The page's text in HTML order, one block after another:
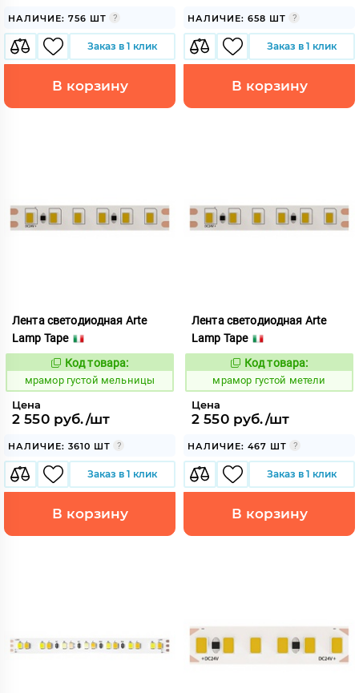
НАЛИЧИЕ: 756 ШТ
Заказ в 1 клик
В корзину
НАЛИЧИЕ: 658 ШТ
Заказ в 1 клик
В корзину
Лента светодиодная Arte
Lamp Tape
Код:
1065424
Код товара:
мрамор густой мельницы
Цена
2 550 руб./шт
НАЛИЧИЕ: 3610 ШТ
Заказ в 1 клик
В корзину
Лента светодиодная Arte
Lamp Tape
Код:
1065425
Код товара:
мрамор густой метели
Цена
2 550 руб./шт
НАЛИЧИЕ: 467 ШТ
Заказ в 1 клик
В корзину